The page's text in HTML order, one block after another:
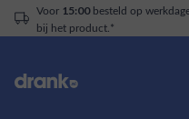
Voor 15:00besteld op
bij het product.*